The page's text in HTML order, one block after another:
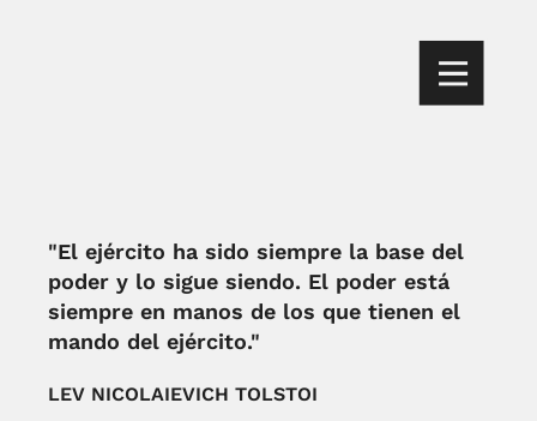
"El ejército ha sido siempre la base del
poder y lo sigue siendo. El poder está
siempre en manos de los que tienen el
mando del ejército."
LEV NICOLAIEVICH TOLSTOI